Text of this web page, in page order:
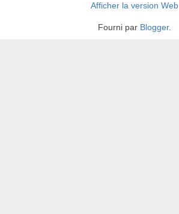
Afficher la version Web
Fourni par Blogger.